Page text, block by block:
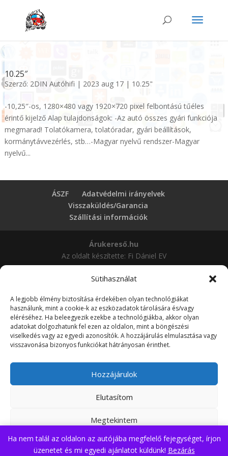
Sütihasználat
A legjobb élmény biztosítása érdekében olyan technológiákat
használunk, mint a cookie-k az eszközadatok tárolására és/vagy
eléréséhez. Ha beleegyezik ezekbe a technológiákba, akkor olyan
adatokat dolgozhatunk fel ezen az oldalon, mint a böngészési
viselkedés vagy az egyedi azonosítók. A hozzájárulás elmulasztása vagy
visszavonása bizonyos funkciókat hátrányosan érinthet.
Hozzájárulok
Elutasítom
Megtekintem
Adatvédelmi irányelvek
Ha nem talál az oldalon az autójába megfelelő fejegységet, írjon
üzenetet és mi egyedi ajánlatot küldünk! Bezárás
10.25″
Szerző: 2DIN Autóhifi | 2023 aug 17| 10.25"
-10,25″-os, 1280×480 vagy 1920×720 pixel felbontású tűéles
érintő kijelző Alap tulajdonságok: -Az autó összes gyári funkciója
megmarad! Tolatókamera, tolatóradar, gyári beállítások,
kormánytávvezérlés, stb…-Magyar nyelvű rendszer-Magyar
nyelvű...
ÁSZF
Adatvédelmi irányelvek
Visszaküldés/Garancia
Szállítási információk
Árukereső.hu
Az oldalt készítette: Fi Dániel EV